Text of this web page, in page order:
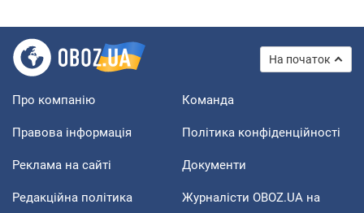
На початок
Про компанію Команда
Правова інформація Політика конфіденційності
Реклама на сайті Документи
Редакційна політика
Журналісти OBOZ.UA на